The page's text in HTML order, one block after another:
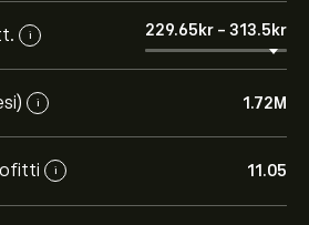
i 229.65‎kr‎ - 313.5‎kr‎
i 1.72M
i 11.05